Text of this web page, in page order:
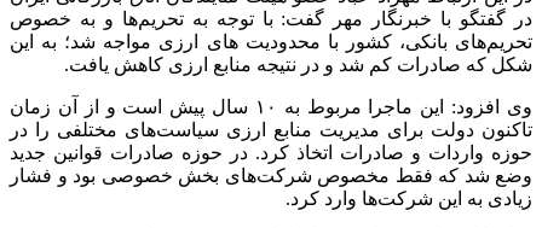
در گفتگو با خبرنگار مهر گفت: با توجه به تحریم‌ها و به خصوص
تحریم‌های بانکی، کشور با محدودیت های ارزی مواجه شد؛ به این
شکل که صادرات کم شد و در نتیجه منابع ارزی کاهش یافت.
وی افزود: این ماجرا مربوط به ۱۰ سال پیش است و از آن زمان
تاکنون دولت برای مدیریت منابع ارزی سیاست‌های مختلفی را در
حوزه واردات و صادرات اتخاذ کرد. در حوزه صادرات قوانین جدید
وضع شد که فقط مخصوص شرکت‌های بخش خصوصی بود و فشار
زیادی به این شرکت‌ها وارد کرد.